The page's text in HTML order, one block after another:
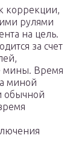
коррекции,
рулями
на цель.
за счет
мины. Время
миной
обычной